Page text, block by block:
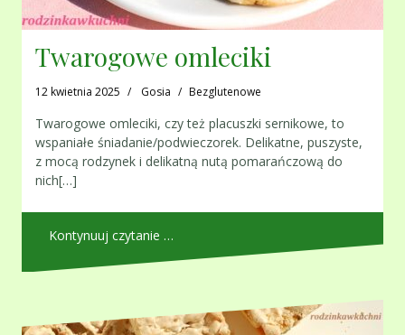
Twarogowe omleciki
12 kwietnia 2025 Gosia Bezglutenowe
Twarogowe omleciki, czy też placuszki sernikowe, to
wspaniałe śniadanie/podwieczorek. Delikatne, puszyste,
z mocą rodzynek i delikatną nutą pomarańczową do
nich[…]
Kontynuuj czytanie …